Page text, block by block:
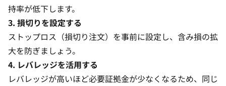
持率が低下します。
3. 損切りを設定する
ストップロス（損切り注文）を事前に設定し、含み損の拡
大を防ぎましょう。
4. レバレッジを活用する
レバレッジが高いほど必要証拠金が少なくなるため、同じ